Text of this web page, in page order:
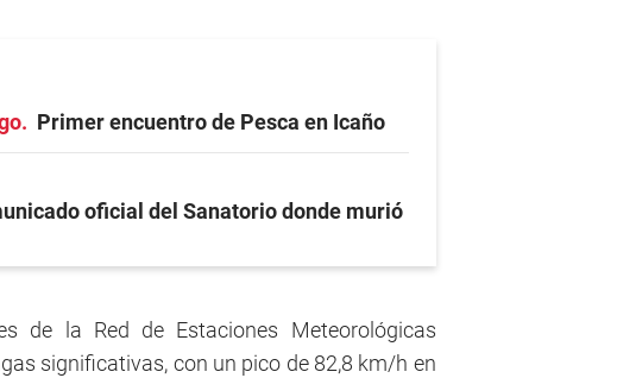
Primer encuentro de Pesca en Icaño
oficial del Sanatorio donde murió
de la Red de Estaciones Meteorológicas
significativas, con un pico de 82,8 km/h en